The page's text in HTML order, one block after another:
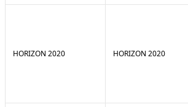
HORIZON 2020 HORIZON 2020